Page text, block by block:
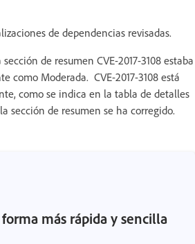
de dependencias revisadas.
de resumen CVE-2017-3108 estaba
como Moderada. CVE-2017-3108 está
como se indica en la tabla de detalles
sección de resumen se ha corregido.
más rápida y sencilla